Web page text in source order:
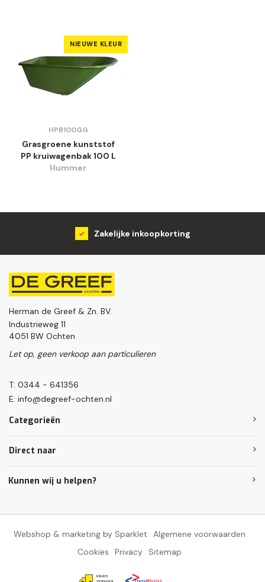
NIEUWE KLEUR
HPB100GG
Grasgroene kunststof
PP kruiwagenbak 100 L
Hummer
Zakelijke inkoopkorting
Herman de Greef & Zn. BV.
Industrieweg 11
4051 BW Ochten
Let op, geen verkoop aan particulieren
T: 0344 - 641356
E: info@degreef-ochten.nl
Categorieën
Direct naar
Kunnen wij u helpen?
Webshop & marketing by Sparklet
Algemene voorwaarden
Cookies
Privacy Sitemap